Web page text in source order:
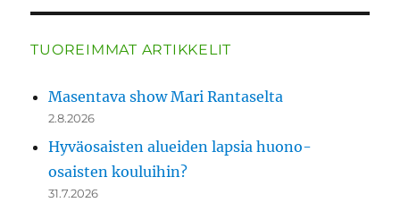
TUOREIMMAT ARTIKKELIT
Masentava show Mari Rantaselta
2.8.2026
Hyväosaisten alueiden lapsia huono-
osaisten kouluihin?
31.7.2026